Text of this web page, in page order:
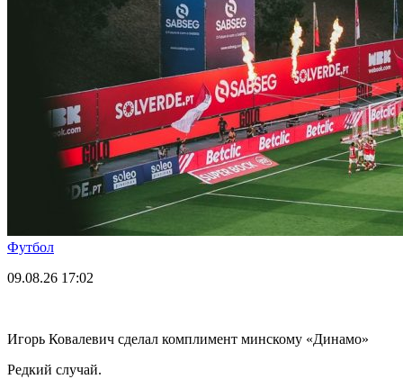
Футбол
09.08.26 17:02
Игорь Ковалевич сделал комплимент минскому «Динамо»
Редкий случай.